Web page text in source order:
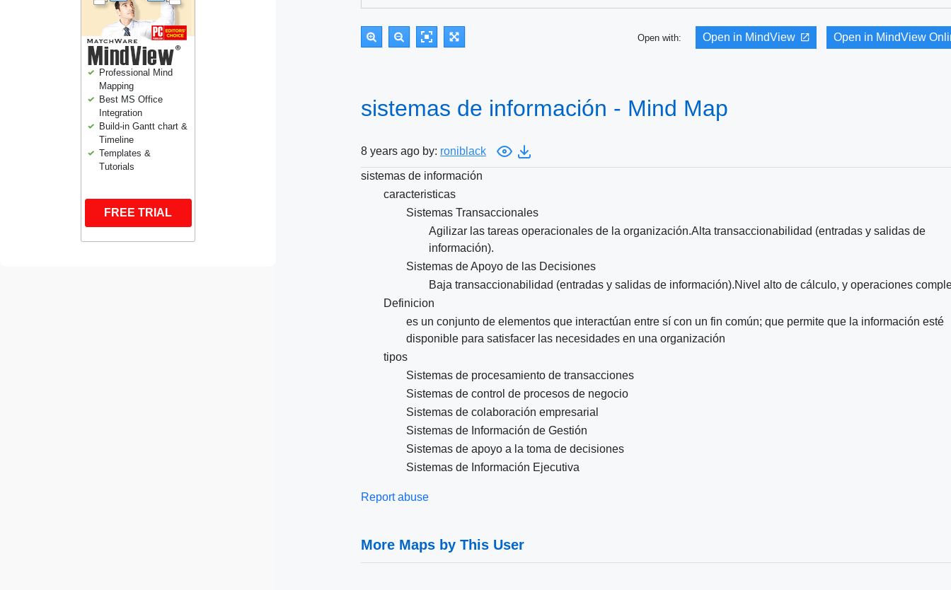
Professional Mind
Mapping
Best MS Office
Integration
Build-in Gantt chart &
Timeline
Templates &
Tutorials
FREE TRIAL
Open with: Open in MindView Open in MindView
sistemas de información - Mind Map
8 years ago by: roniblack
sistemas de información
caracteristicas
Sistemas Transaccionales
Agilizar las tareas operacionales de la organización.Alta transaccionabilidad (entradas y salidas de
información).
Sistemas de Apoyo de las Decisiones
Baja transaccionabilidad (entradas y salidas de información).Nivel alto de cálculo, y operaciones
Definicion
es un conjunto de elementos que interactúan entre sí con un fin común; que permite que la información esté
disponible para satisfacer las necesidades en una organización
tipos
Sistemas de procesamiento de transacciones
Sistemas de control de procesos de negocio
Sistemas de colaboración empresarial
Sistemas de Información de Gestión
Sistemas de apoyo a la toma de decisiones
Sistemas de Información Ejecutiva
Report abuse
More Maps by This User